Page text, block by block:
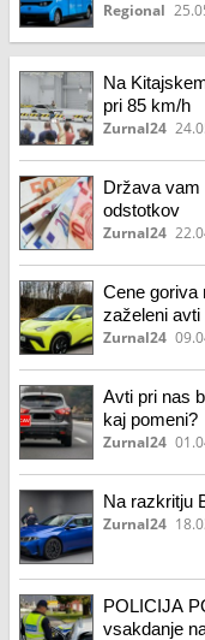
Regional
Na
pri 85 km/h
Zurnal24
Država vam
odstotkov
Zurnal24
Cene goriva
zaželeni avti
Zurnal24
Avti pri nas
kaj pomeni?
Zurnal24
Na razkritju
Zurnal24
POLICIJA
vsakdanje